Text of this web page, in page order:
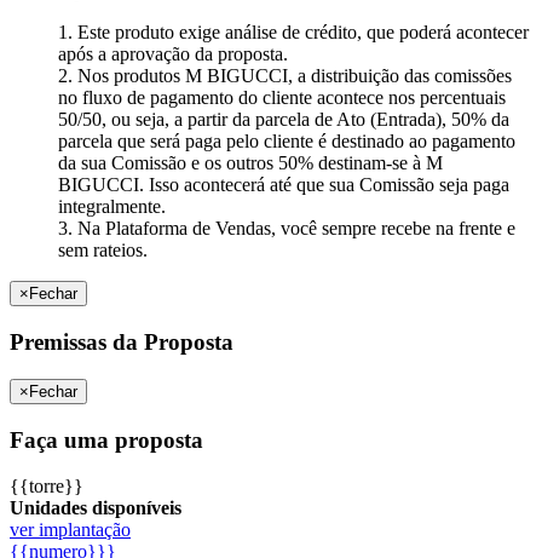
1. Este produto exige análise de crédito, que poderá acontecer
após a aprovação da proposta.
2. Nos produtos M BIGUCCI, a distribuição das comissões
no fluxo de pagamento do cliente acontece nos percentuais
50/50, ou seja, a partir da parcela de Ato (Entrada), 50% da
parcela que será paga pelo cliente é destinado ao pagamento
da sua Comissão e os outros 50% destinam-se à M
BIGUCCI. Isso acontecerá até que sua Comissão seja paga
integralmente.
3. Na Plataforma de Vendas, você sempre recebe na frente e
sem rateios.
× Fechar
Premissas da Proposta
× Fechar
Faça uma proposta
{{torre}}
Unidades disponíveis
ver implantação
{{numero}}}